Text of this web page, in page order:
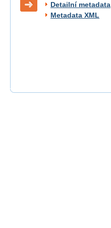
Detailní metadata
Metadata XML